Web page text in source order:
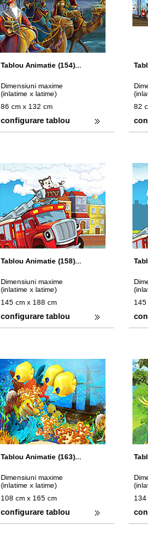
Tablou Animatie (154)...
Dimensiuni maxime
(inlatime x latime)
86 cm x 132 cm
configurare tablou
82
Tablou Animatie (158)...
Dimensiuni maxime
(inlatime x latime)
145 cm x 188 cm
configurare tablou
145
Tablou Animatie (163)...
Dimensiuni maxime
(inlatime x latime)
108 cm x 165 cm
configurare tablou
134